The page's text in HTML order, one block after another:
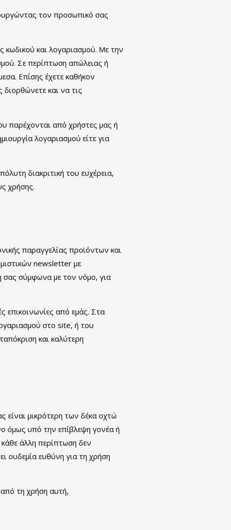
τον προσωπικό σας
κωδικού και λογαριασμού. Με την
Σε περίπτωση απώλειας ή
Επίσης έχετε καθήκον
και να τις
παρέχονται από χρήστες μας ή
λογαριασμού είτε για
διακριτική του ευχέρεια,
χρήσης.
παραγγελίας προϊόντων και
newsletter με
σας σύμφωνα με τον νόμο, για
επικοινωνίες από εμάς. Στα
στο site, ή του
και καλύτερη
μικρότερη των δέκα οχτώ
όμως υπό την επίβλεψη γονέα ή
άλλη περίπτωση δεν
ουδεμία ευθύνη για τη χρήση
τη χρήση αυτή,